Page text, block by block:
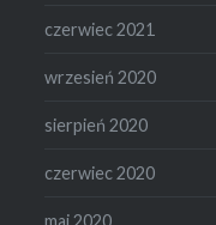
czerwiec 2021
wrzesień 2020
sierpień 2020
czerwiec 2020